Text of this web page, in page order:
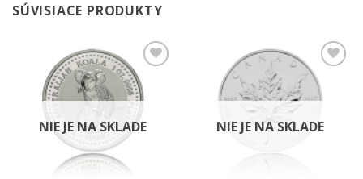
SÚVISIACE PRODUKTY
Pridať k
obľúbeným
NIE JE NA SKLADE
Pridať k
obľúbeným
NIE JE NA SKLADE